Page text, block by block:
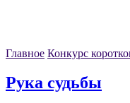
Главное Конкурс
Рука судьбы